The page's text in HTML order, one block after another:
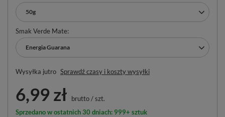
50g
Smak Verde Mate
Energia Guarana
Wysyłka jutro Sprawdź czasy i koszty wysyłki
6,99 zł brutto/szt.
Sprzedano w ostatnich 30 dniach: 999+ sztuk